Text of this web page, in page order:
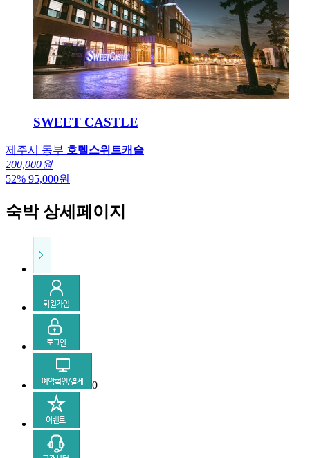
SWEET CASTLE
제주시 동부 호텔스위트캐슬
200,000원
52% 95,000원
숙박 상세페이지
0